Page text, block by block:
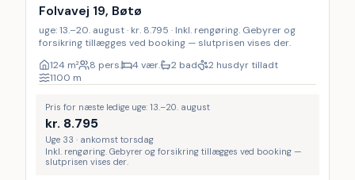
Folvavej 19, Bøtø
uge: 13.–20. august · kr. 8.795 · Inkl. rengøring. Gebyrer og
forsikring tillægges ved booking — slutprisen vises der.
124 m² 8 pers. 4 vær. 2 bad
2 husdyr tilladt
1100 m
Pris for næste ledige uge: 13.–20. august
kr. 8.795
Uge 33 · ankomst torsdag
Inkl. rengøring. Gebyrer og forsikring tillægges ved booking —
slutprisen vises der.